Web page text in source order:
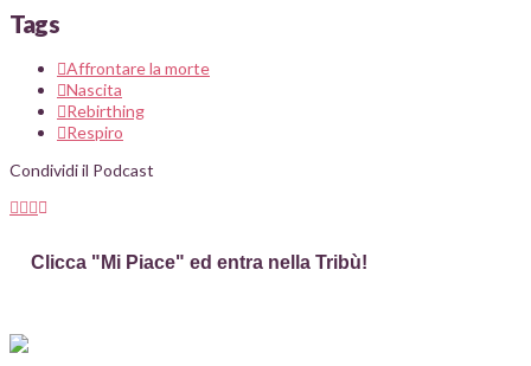
Tags
Affrontare la morte
Nascita
Rebirthing
Respiro
Condividi il Podcast
Clicca "Mi Piace" ed entra nella Tribù!